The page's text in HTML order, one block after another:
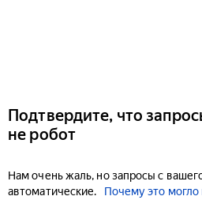
Подтвердите, что
не робот
Нам очень жаль, но запросы с
автоматические.
Почему это могло